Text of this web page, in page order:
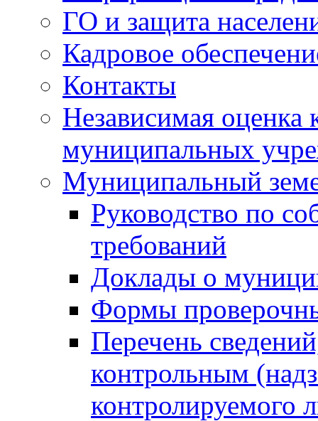
ГО и защита
Кадровое
Контакты
Независимая оценка
муниципальных
Муниципальный
Руководство по
требований
Доклады о
Формы
Перечень
контрольным
контролируемого